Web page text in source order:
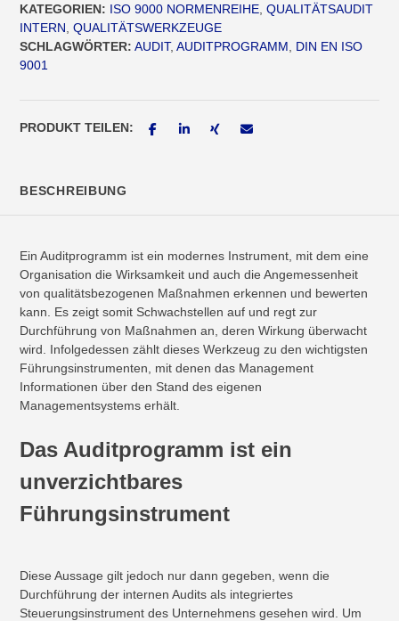
KATEGORIEN: ISO 9000 NORMENREIHE ,QUALITÄTSAUDIT
INTERN ,QUALITÄTSWERKZEUGE
SCHLAGWÖRTER: AUDIT,AUDITPROGRAMM
DIN EN ISO
9001
PRODUKT TEILEN:
BESCHREIBUNG
Ein Auditprogramm ist ein modernes Instrument, mit dem eine
Organisation die Wirksamkeit und auch die Angemessenheit
von qualitätsbezogenen Maßnahmen erkennen und bewerten
kann. Es zeigt somit Schwachstellen auf und regt zur
Durchführung von Maßnahmen an, deren Wirkung überwacht
wird. Infolgedessen zählt dieses Werkzeug zu den wichtigsten
Führungsinstrumenten, mit denen das Management
Informationen über den Stand des eigenen
Managementsystems erhält.
Das Auditprogramm ist ein
unverzichtbares
Führungsinstrument
Diese Aussage gilt jedoch nur dann gegeben, wenn die
Durchführung der internen Audits als integriertes
Steuerungsinstrument des Unternehmens gesehen wird. Um